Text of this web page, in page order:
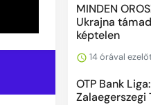
MINDEN
Ukrajna
képtelen
14 órával
OTP Bank
Zalaegerszegi